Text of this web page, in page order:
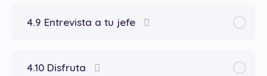
4.9 Entrevista a tu jefe
4.10 Disfruta